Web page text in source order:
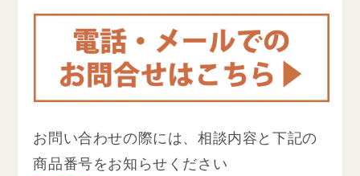
お問い合わせの際には、相談内容と下記の
商品番号をお知らせください